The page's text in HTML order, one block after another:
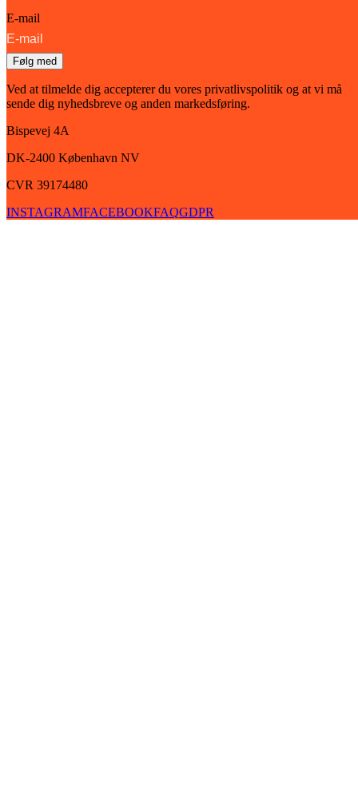
E-mail
Følg med
Ved at tilmelde dig accepterer du vores privatlivspolitik og at vi må
sende dig nyhedsbreve og anden markedsføring.
Bispevej 4A
DK-2400 København NV
CVR 39174480
INSTAGRAMFACEBOOKFAQGDPR